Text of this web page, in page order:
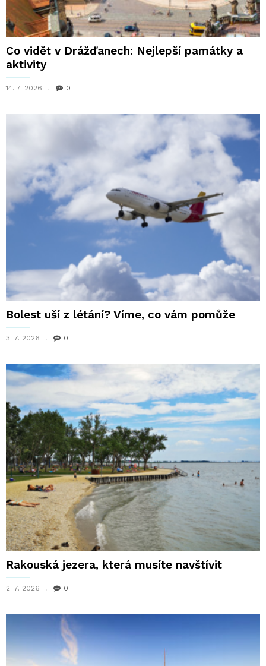
Co vidět v Drážďanech: Nejlepší památky a
aktivity
14. 7. 2026 0
Bolest uší z létání? Víme, co vám pomůže
3. 7. 2026 0
Rakouská jezera, která musíte navštívit
2. 7. 2026 0